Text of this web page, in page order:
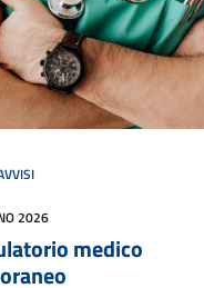
2026
medico